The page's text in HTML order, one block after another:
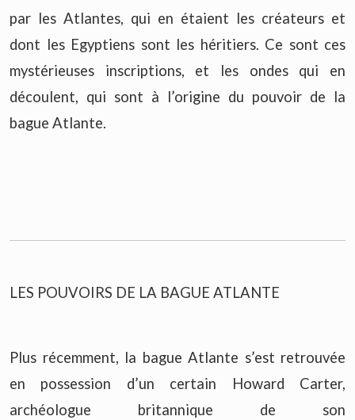
par les Atlantes, qui en étaient les créateurs et
dont les Egyptiens sont les héritiers. Ce sont ces
mystérieuses inscriptions, et les ondes qui en
découlent, qui sont à l’origine du pouvoir de la
bague Atlante.
LES POUVOIRS DE LA BAGUE ATLANTE
Plus récemment, la bague Atlante s’est retrouvée
en possession d’un certain Howard Carter,
archéologue britannique de son